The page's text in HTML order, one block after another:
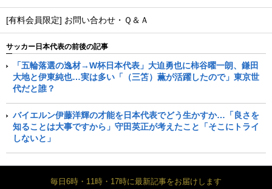
[有料会員限定] お問い合わせ・Ｑ＆Ａ
サッカー日本代表の前後の記事
「五輪落選の逸材→W杯日本代表」大迫勇也に柿谷曜一朗、鎌田
大地と伊東純也…実は多い「（三笘）薫が活躍したので」東京世
代だと誰？
バイエルン伊藤洋輝の才能を日本代表でどう生かすか…「良さを
知ることは大事ですから」守田英正が考えたこと「そこにトライ
しないと」
毎日6時・11時・17時に最新記事をお届けします